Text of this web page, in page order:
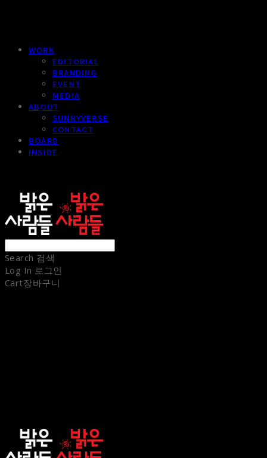
WORK
EDITORIAL
BRANDING
EVENT
MEDIA
ABOUT
SUNNYVERSE
CONTACT
BOARD
INSIDE
Search 검색
Log In 로그인
Cart장바구니